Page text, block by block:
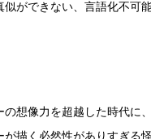
似ができない、言語化不可
の想像力を超越した時代に
描く必然性がありすぎる怪